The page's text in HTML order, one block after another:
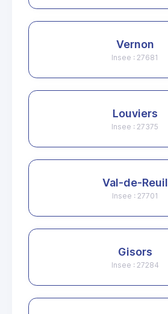
Vernon
Insee : 27681
Louviers
Insee : 27375
Val-de-Reuil
Insee : 27701
Gisors
Insee : 27284